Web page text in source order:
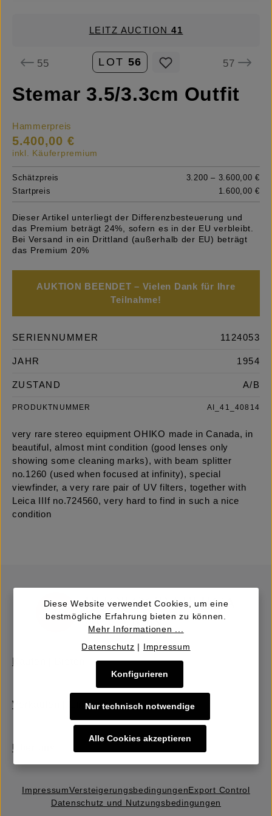
LEITZ AUCTION41
55 LOT 56 57
Stemar 3.5/3.3cm Outfit
Hammerpreis
5.400,00 €
inkl. Käuferpremium
Schätzpreis
3.200 – 3.600,00 €
Startpreis
1.600,00 €
Dieser Artikel unterliegt der Differenzbesteuerung und
das Premium beträgt 24%, sofern es in der EU verbleibt.
Bei Versand in ein Drittland (außerhalb der EU) beträgt
das Premium 20%
AUKTION BEENDET – Vielen Dank für Ihre
Teilnahme!
SERIENNUMMER 1124053
JAHR 1954
ZUSTAND A/B
PRODUKTNUMMER AI_41_40814
very rare stereo equipment OHIKO made in Canada, in
beautiful, almost mint condition (good lenses only
showing some cleaning marks), with beam splitter
no.1260 (used when focused at infinity), special
viewfinder, a very rare pair of UV filters, together with
Leica IIIf no.724560, very hard to find in such a nice
condition
Verkaufen | Einbringen
Über uns
ImpressumVersteigerungs­bedingungenExport Control
Datenschutz und Nutzungsbedingungen
Diese Website verwendet Cookies, um eine
bestmögliche Erfahrung bieten zu können.
Mehr Informationen ...
Datenschutz | Impressum
Nur technisch notwendige
Konfigurieren
Alle Cookies akzeptieren